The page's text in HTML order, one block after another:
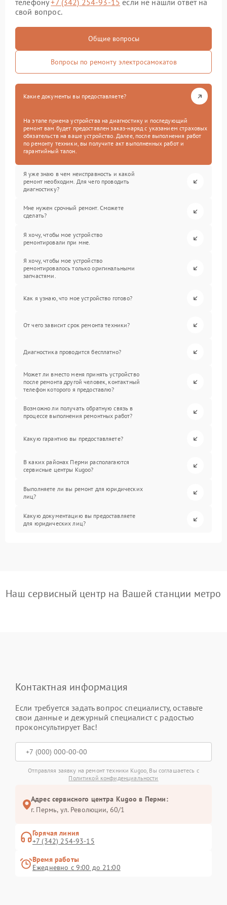
телефону+7 (342) 254-93-15 если не нашли ответ на
свой вопрос.
Общие вопросы
Вопросы по ремонту электросамокатов
Какие документы вы предоставляете?
На этапе приема устройства на диагностику и последующий
ремонт вам будет предоставлен заказ-наряд с указанием страховых
обязательств на ваше устройство. Далее, после выполнения работ
по ремонту техники, вы получите акт выполненных работ и
гарантийный талон.
Я уже знаю в чем неисправность и какой
ремонт необходим. Для чего проводить
диагностику?
Мне нужен срочный ремонт. Сможете
сделать?
Я хочу, чтобы мое устройство
ремонтировали при мне.
Я хочу, чтобы мое устройство
ремонтировалось только оригинальными
запчастями.
Как я узнаю, что мое устройство готово?
От чего зависит срок ремонта техники?
Диагностика проводится бесплатно?
Может ли вместо меня принять устройство
после ремонта другой человек, контактный
телефон которого я предоставлю?
Возможно ли получать обратную связь в
процессе выполнения ремонтных работ?
Какую гарантию вы предоставляете?
В каких районах Перми располагаются
сервисные центры Kugoo?
Выполняете ли вы ремонт для юридических
лиц?
Какую документацию вы предоставляете
для юридических лиц?
Наш сервисный центр на Вашей станции метро
Контактная информация
Если требуется задать вопрос специалисту, оставьте
свои данные и дежурный специалист с радостью
проконсультирует Вас!
Отправляя заявку на ремонт техники Kugoo, Вы соглашаетесь с
Политикой конфиденциальности
Адрес сервисного центра Kugoo в Перми:
г. Пермь, ул. ​Революции, 60/1
Горячая линия
+7 (342) 254-93-15
Время работы
Ежедневно с 9:00 до 21:00